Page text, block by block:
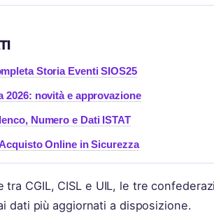
Storia Eventi SIOS25
2026: novità e approvazione
Numero e Dati ISTAT
Online in Sicurezza
tra CGIL, CISL e UIL, le tre
dati più aggiornati a disposizione.